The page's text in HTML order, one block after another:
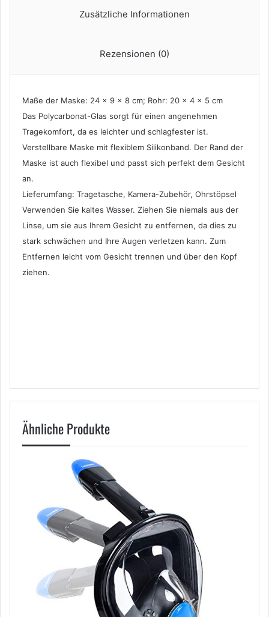
Zusätzliche Informationen
Rezensionen (0)
Maße der Maske: 24 x 9 x 8 cm; Rohr: 20 x 4 x 5 cm
Das Polycarbonat-Glas sorgt für einen angenehmen
Tragekomfort, da es leichter und schlagfester ist.
Verstellbare Maske mit flexiblem Silikonband. Der Rand der
Maske ist auch flexibel und passt sich perfekt dem Gesicht
an.
Lieferumfang: Tragetasche, Kamera-Zubehör, Ohrstöpsel
Verwenden Sie kaltes Wasser. Ziehen Sie niemals aus der
Linse, um sie aus Ihrem Gesicht zu entfernen, da dies zu
stark schwächen und Ihre Augen verletzen kann. Zum
Entfernen leicht vom Gesicht trennen und über den Kopf
ziehen.
Ähnliche Produkte